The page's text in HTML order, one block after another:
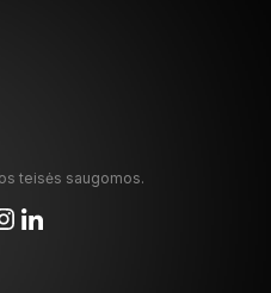
teisės saugomos.